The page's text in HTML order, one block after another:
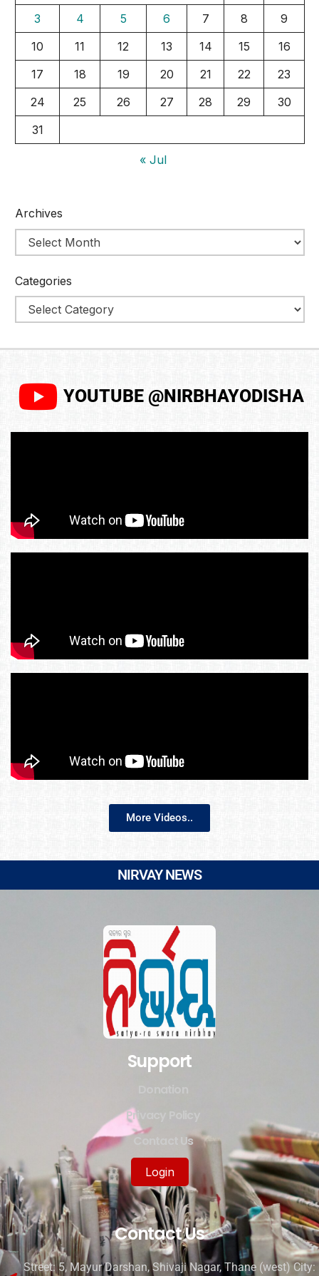
3
4 5 6 7 8
9
10
11 12 13 14 15
16
17
18 19 20 21 22
23
24
25 26 27 28 29
30
31
« Jul
Archives
Categories
YOUTUBE @NIRBHAYODISHA
More Videos..
NIRVAY NEWS
Support
Privacy Policy
Contact Us
Login
Contact Us
Street: 5, Mayur Darshan, Shivaji Nagar, Thane (west) City: